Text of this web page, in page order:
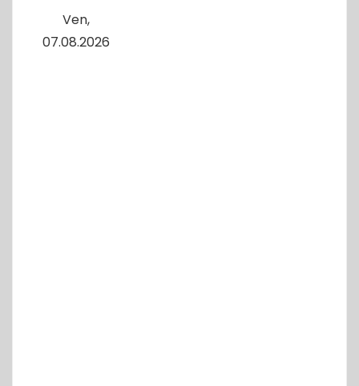
Ven,
07.08.2026